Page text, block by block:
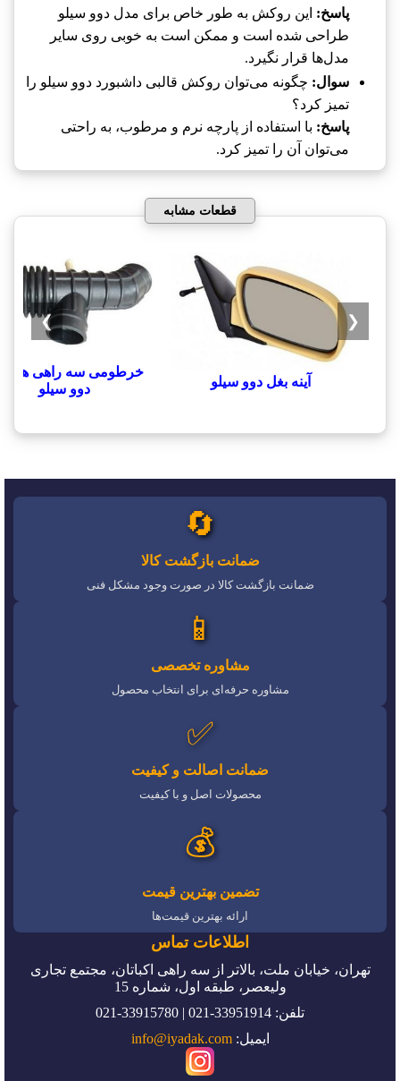
پاسخ: این روکش به طور خاص برای مدل دوو سیلو
طراحی شده است و ممکن است به خوبی روی سایر
مدل‌ها قرار نگیرد.
سوال: چگونه می‌توان روکش قالبی داشبورد دوو سیلو را
تمیز کرد؟
پاسخ: با استفاده از پارچه نرم و مرطوب، به راحتی
می‌توان آن را تمیز کرد.
قطعات مشابه
آینه بغل دوو سیلو
خرطومی سه راهی
دوو سیلو
❮
❯
🔄
ضمانت بازگشت کالا
ضمانت بازگشت کالا در صورت وجود مشکل فنی
📱
مشاوره تخصصی
مشاوره حرفه‌ای برای انتخاب محصول
✅
ضمانت اصالت و کیفیت
محصولات اصل و با کیفیت
💰
تضمین بهترین قیمت
ارائه بهترین قیمت‌ها
اطلاعات تماس
تهران، خیابان ملت، بالاتر از سه راهی اکباتان، مجتمع تجاری
ولیعصر، طبقه اول، شماره 15
تلفن: 33951914-021 | 33915780-021
ایمیل:info@iyadak.com